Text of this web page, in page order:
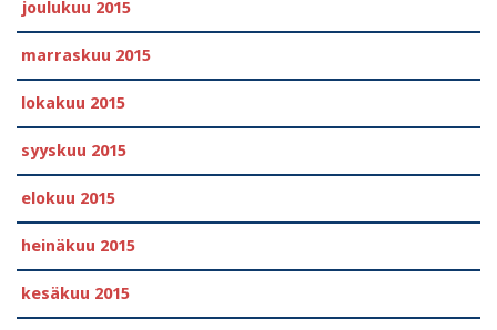
joulukuu 2015
marraskuu 2015
lokakuu 2015
syyskuu 2015
elokuu 2015
heinäkuu 2015
kesäkuu 2015